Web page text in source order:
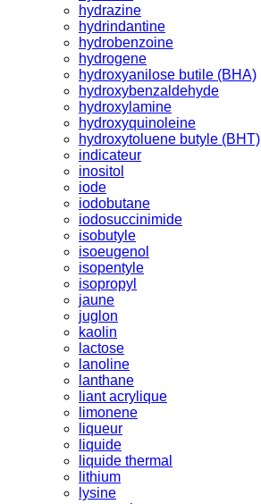
hydrazine
hydrindantine
hydrobenzoine
hydrogene
hydroxyanilose butile (BHA)
hydroxybenzaldehyde
hydroxylamine
hydroxyquinoleine
hydroxytoluene butyle (BHT)
indicateur
inositol
iode
iodobutane
iodosuccinimide
isobutyle
isoeugenol
isopentyle
isopropyl
jaune
juglon
kaolin
lactose
lanoline
lanthane
liant acrylique
limonene
liqueur
liquide
liquide thermal
lithium
lysine